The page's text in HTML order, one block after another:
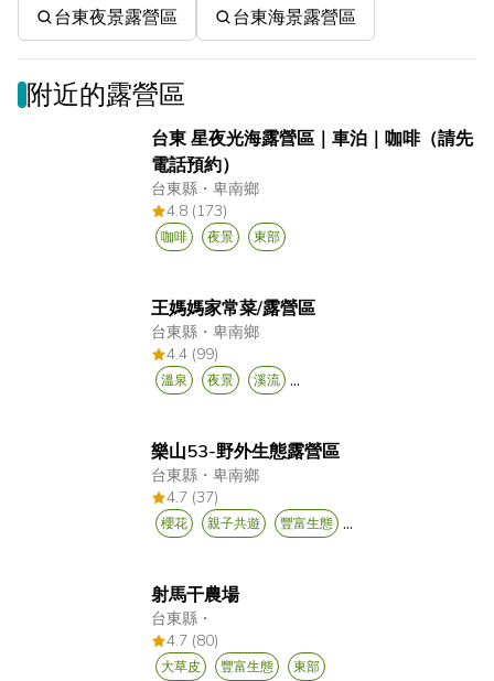
台東夜景露營區 台東海景露營區
附近的露營區
台東 星夜光海露營區｜車泊｜咖啡（請先
電話預約）
台東縣 ・卑南鄉
4.8 (173)
咖啡 夜景 東部
王媽媽家常菜/露營區
台東縣 ・卑南鄉
4.4 (99)
溫泉 夜景 溪流 ...
樂山53-野外生態露營區
台東縣 ・卑南鄉
4.7 (37)
櫻花 親子共遊 豐富生態 ...
射馬干農場
台東縣 ・
4.7 (80)
大草皮 豐富生態 東部